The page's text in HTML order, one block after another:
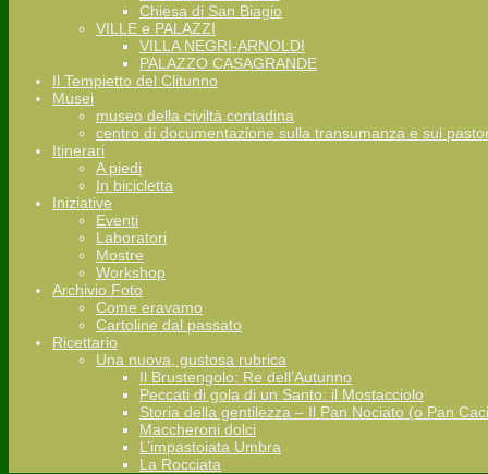
Chiesa di San Biagio
VILLE e PALAZZI
VILLA NEGRI-ARNOLDI
PALAZZO CASAGRANDE
Il Tempietto del Clitunno
Musei
museo della civiltà contadina
centro di documentazione sulla transumanza e sui
Itinerari
A piedi
In bicicletta
Iniziative
Eventi
Laboratori
Mostre
Workshop
Archivio Foto
Come eravamo
Cartoline dal passato
Ricettario
Una nuova, gustosa rubrica
Il Brustengolo: Re dell’Autunno
Peccati di gola di un Santo: il Mostacciolo
Storia della gentilezza – Il Pan Nociato (o Pan
Maccheroni dolci
L’impastoiata Umbra
La Rocciata